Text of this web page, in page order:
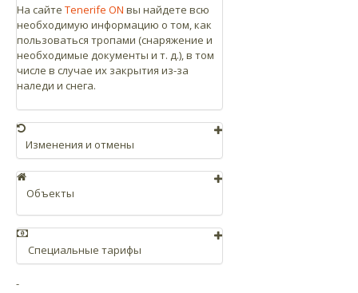
На сайте Tenerife ON вы найдете всю
необходимую информацию о том, как
пользоваться тропами (снаряжение и
необходимые документы и т. д.), в том
числе в случае их закрытия из-за
наледи и снега.
Изменения и отмены
течение не более 1 года. Можно
изменить время или дату, или
отменить билет бесплатно до 18:00
часов дня, предшествующего дню,
указанному в заказе. По истечении
указанного срока или если
предыдущего дня, изменения не
Объекты
Базовая станция
Центр для посетителей Канатной
дороги Тейде, расположенный на
находится на отметке 2356 метров.
Специальные тарифы
дорогу со скидкой для детей или
-